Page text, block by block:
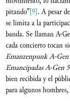
pitando”[9]. A pesar
se limita a la
banda. Se llaman A-
cada concierto tocan
Emanzenpunk A-
Emancipadas A-Gen
bien recibida y el
para algunos